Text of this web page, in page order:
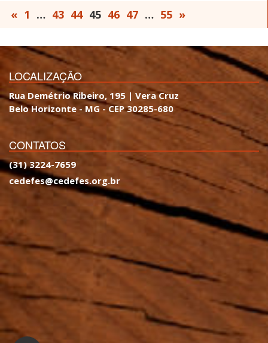
« 1 … 43 44 45 46 47 … 55 »
LOCALIZAÇÃO
Rua Demétrio Ribeiro, 195 | Vera Cruz
Belo Horizonte - MG - CEP 30285-680
CONTATOS
(31) 3224-7659
cedefes@cedefes.org.br